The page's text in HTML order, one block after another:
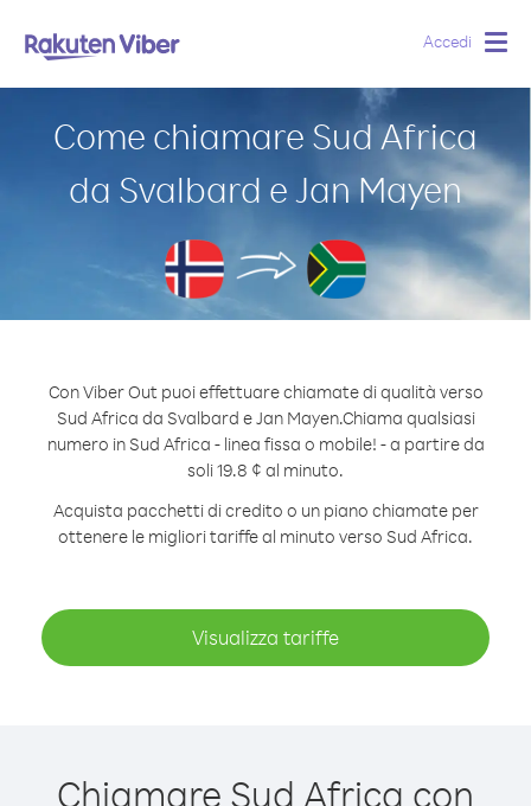
Accedi
Come chiamare Sud Africa
da Svalbard e Jan Mayen
Con Viber Out puoi effettuare chiamate di qualità verso
Sud Africa da Svalbard e Jan Mayen.Chiama qualsiasi
numero in Sud Africa - linea fissa o mobile! - a partire da
soli 19.8 ¢ al minuto.
Acquista pacchetti di credito o un piano chiamate per
ottenere le migliori tariffe al minuto verso Sud Africa.
Visualizza tariffe
Chiamare Sud Africa con